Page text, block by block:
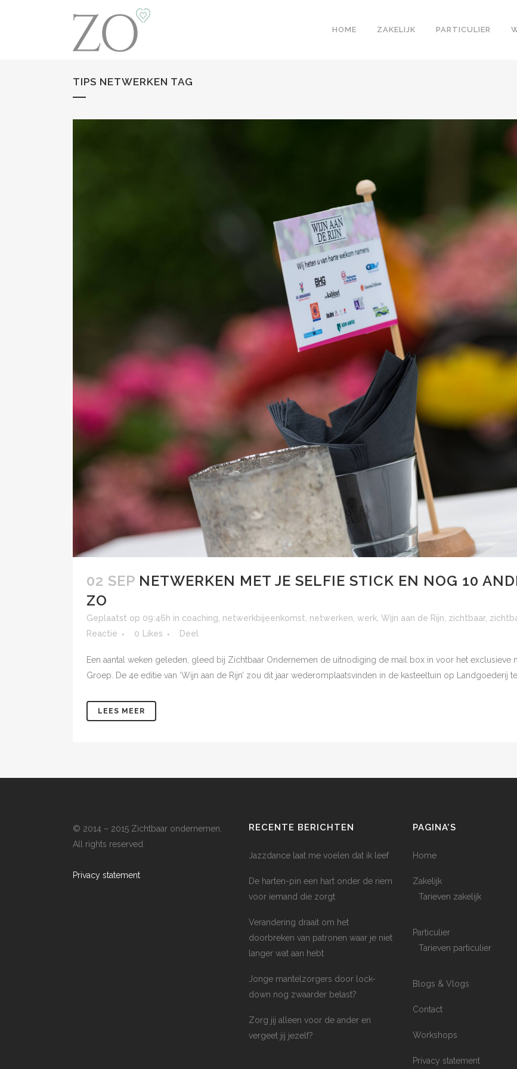
HOME ZAKELIJK PARTICULIER
TIPS NETWERKEN TAG
02 SEP NETWERKEN MET JE SELFIE STICK EN NOG 10
ZO
Geplaatst op 09:46h in coaching, netwerkbijeenkomst, netwerken, werk, Wijn aan de Rijn, zichtbaar,
Reactie
0 Likes Deel
Een aantal weken geleden, gleed bij Zichtbaar Ondernemen de uitnodiging de mail box in voor het exclusieve
Groep. De 4e editie van ‘Wijn aan de Rijn’ zou dit jaar wederomplaatsvinden in de kasteeltuin op Landgoederij
LEES MEER
© 2014 – 2015 Zichtbaar ondernemen.
All rights reserved.
Privacy statement
RECENTE BERICHTEN
Jazzdance laat me voelen dat ik leef
De harten-pin een hart onder de riem
voor iemand die zorgt
Verandering draait om het
doorbreken van patronen waar je niet
langer wat aan hebt
Jonge mantelzorgers door lock-
down nog zwaarder belast?
Zorg jij alleen voor de ander en
vergeet jij jezelf?
PAGINA’S
Home
Zakelijk
Tarieven zakelijk
Particulier
Tarieven particulier
Blogs & Vlogs
Contact
Workshops
Privacy statement